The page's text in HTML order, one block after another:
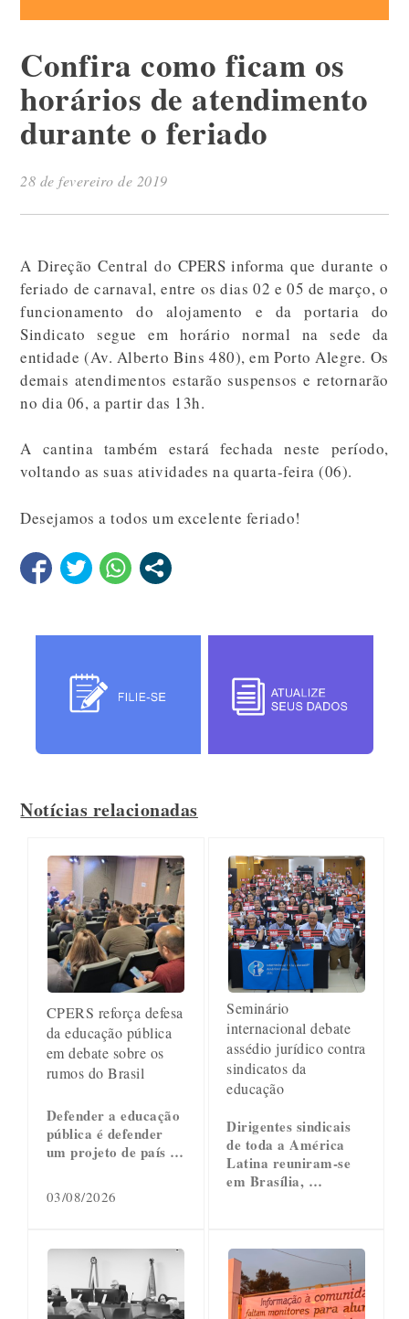
Confira como ficam os
horários de atendimento
durante o feriado
28 de fevereiro de 2019
A Direção Central do CPERS informa que durante o
feriado de carnaval, entre os dias 02 e 05 de março, o
funcionamento do alojamento e da portaria do
Sindicato segue em horário normal na sede da
entidade (Av. Alberto Bins 480), em Porto Alegre. Os
demais atendimentos estarão suspensos e retornarão
no dia 06, a partir das 13h.
A cantina também estará fechada neste período,
voltando as suas atividades na quarta-feira (06).
Desejamos a todos um excelente feriado!
Notícias relacionadas
CPERS reforça defesa
da educação pública
em debate sobre os
rumos do Brasil
Defender a educação
pública é defender
um projeto de país …
03/08/2026
Seminário
internacional debate
assédio jurídico contra
sindicatos da
educação
Dirigentes sindicais
de toda a América
Latina reuniram-se
em Brasília, …